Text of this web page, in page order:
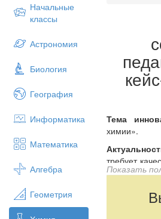
Начальные
классы
Астрономия
Биология
География
Информатика
Математика
Алгебра
Геометрия
Тема
химии».
требует
в
учащихся
Показать